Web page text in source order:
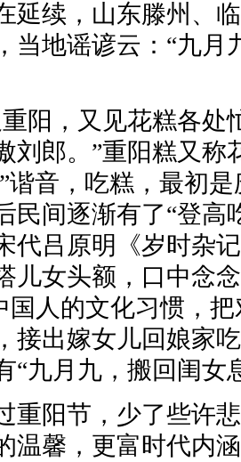
延续，山东滕州、
当地谣谚云：“九月
阳，又见花糕各处
刘郎。”重阳糕又称
谐音，吃糕，最初
民间逐渐有了“登高
代吕原明《岁时杂
儿女头额，口中念
国人的文化习惯，
接出嫁女儿回娘家
“九月九，搬回闺女
重阳节，少了些许
温馨，更富时代内